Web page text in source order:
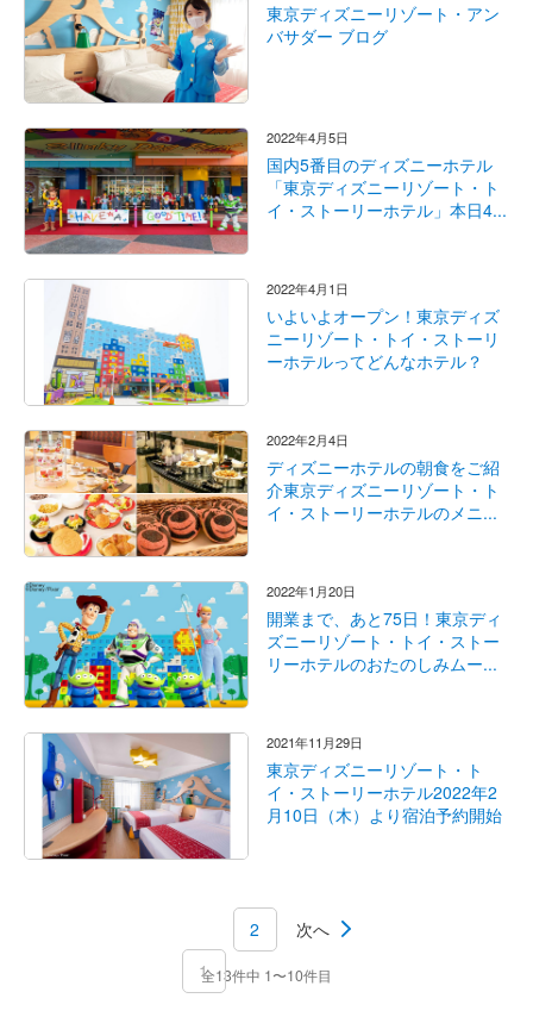
東京ディズニーリゾート・アン
バサダー ブログ
2022年4月5日
国内5番目のディズニーホテル
「東京ディズニーリゾート・ト
イ・ストーリーホテル」本日4...
2022年4月1日
いよいよオープン！東京ディズ
ニーリゾート・トイ・ストーリ
ーホテルってどんなホテル？
2022年2月4日
ディズニーホテルの朝食をご紹
介東京ディズニーリゾート・ト
イ・ストーリーホテルのメニ...
2022年1月20日
開業まで、あと75日！東京ディ
ズニーリゾート・トイ・ストー
リーホテルのおたのしみムー...
2021年11月29日
東京ディズニーリゾート・ト
イ・ストーリーホテル2022年2
月10日（木）より宿泊予約開始
1
2 次へ
全13件中 1〜10件目